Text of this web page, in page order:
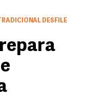
DESFILE